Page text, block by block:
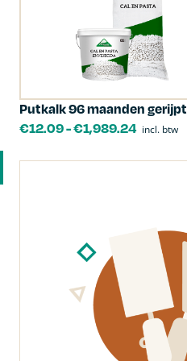
Putkalk 96 maanden gerijpt
€12.09-€1,989.24 incl. btw